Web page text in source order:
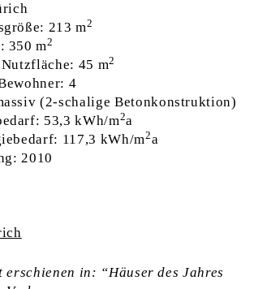
213 m2
350 m2
45 m2
4
(2-schalige Betonkonstruktion)
53,3 kWh/m2a
117,3 kWh/m2a
2010
erschienen in: “Häuser des Jahres